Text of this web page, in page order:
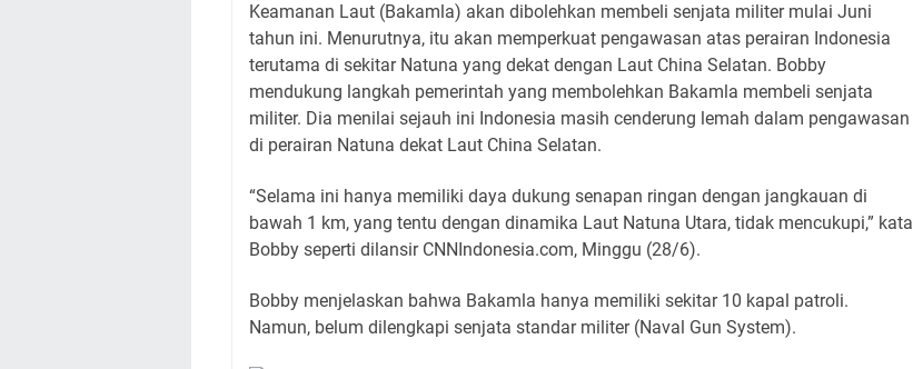
Keamanan Laut (Bakamla) akan dibolehkan membeli senjata militer mulai Juni
tahun ini. Menurutnya, itu akan memperkuat pengawasan atas perairan Indonesia
terutama di sekitar Natuna yang dekat dengan Laut China Selatan. Bobby
mendukung langkah pemerintah yang membolehkan Bakamla membeli senjata
militer. Dia menilai sejauh ini Indonesia masih cenderung lemah dalam pengawasan
di perairan Natuna dekat Laut China Selatan.
“Selama ini hanya memiliki daya dukung senapan ringan dengan jangkauan di
bawah 1 km, yang tentu dengan dinamika Laut Natuna Utara, tidak mencukupi,” kata
Bobby seperti dilansir CNNIndonesia.com, Minggu (28/6).
Bobby menjelaskan bahwa Bakamla hanya memiliki sekitar 10 kapal patroli.
Namun, belum dilengkapi senjata standar militer (Naval Gun System).